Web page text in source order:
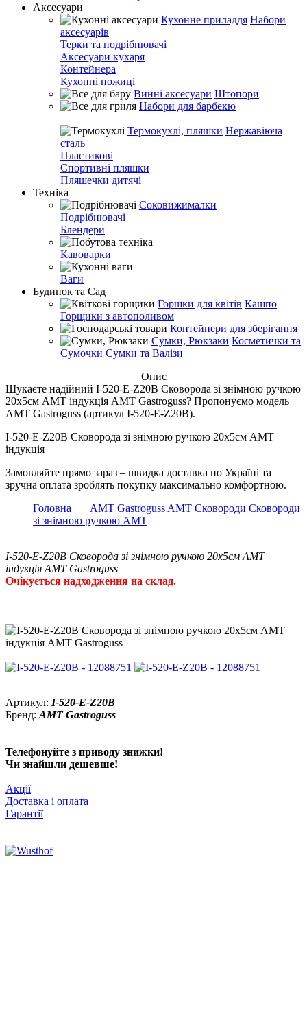
Аксесуари
Кухонне приладдя Набори
аксесуарів
Терки та подрібнювачі
Аксесуари кухаря
Контейнера
Кухонні ножиці
Винні аксесуари Штопори
Набори для барбекю
Термокухлі, пляшки Нержавіюча
сталь
Пластикові
Спортивні пляшки
Пляшечки дитячі
Техніка
Соковижималки
Подрібнювачі
Блендери
Кавоварки
Ваги
Будинок та Сад
Горшки для квітів Кашпо
Горщики з автополивом
Контейнери для зберігання
Сумки, Рюкзаки Косметички та
Сумочки Сумки та Валізи
Опис
Шукаєте надійний I-520-E-Z20B Сковорода зі знімною ручкою
20х5см AMT індукція AMT Gastroguss? Пропонуємо модель
AMT Gastroguss (артикул I-520-E-Z20B).
I-520-E-Z20B Сковорода зі знімною ручкою 20х5см AMT
індукція
Замовляйте прямо зараз – швидка доставка по Україні та
зручна оплата зроблять покупку максимально комфортною.
Головна
AMT Gastroguss AMT Сковороди Сковороди
зі знімною ручкою АМТ
I-520-E-Z20B Сковорода зі знімною ручкою 20х5см AMT
індукція AMT Gastroguss
Очікується надходження на склад.
Артикул: I-520-E-Z20B
Бренд: AMT Gastroguss
Телефонуйте з приводу знижки!
Чи знайшли дешевше!
Акції
Доставка і оплата
Гарантії